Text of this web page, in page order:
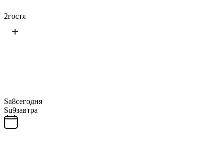
2гостя
Sa8сегодня
Su9завтра